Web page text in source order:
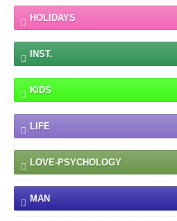
HOLIDAYS
INST.
KIDS
LIFE
LOVE-PSYCHOLOGY
MAN